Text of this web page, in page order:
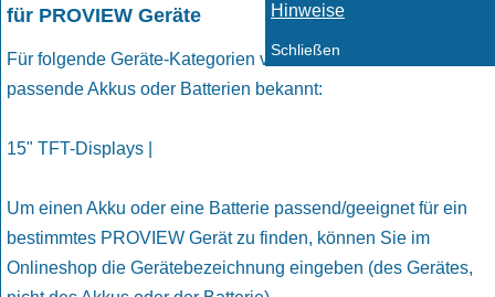
Hinweise
Schließen
für PROVIEW Geräte
Für folgende Geräte-Kategorien von PROVIEW sind uns
passende Akkus oder Batterien bekannt:
15" TFT-Displays |
Um einen Akku oder eine Batterie passend/geeignet für ein
bestimmtes PROVIEW Gerät zu finden, können Sie im
Onlineshop die Gerätebezeichnung eingeben (des Gerätes,